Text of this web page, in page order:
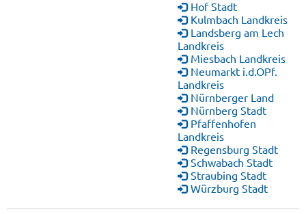
Hof Stadt
Kulmbach Landkreis
Landsberg am Lech
Landkreis
Miesbach Landkreis
Neumarkt i.d.OPf.
Landkreis
Nürnberger Land
Nürnberg Stadt
Pfaffenhofen
Landkreis
Regensburg Stadt
Schwabach Stadt
Straubing Stadt
Würzburg Stadt